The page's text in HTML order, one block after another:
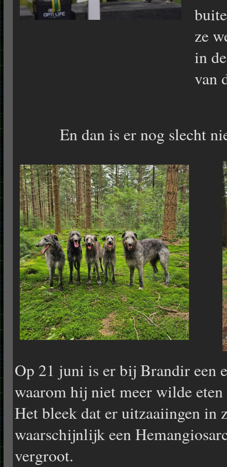
ze
in
van
En dan is er nog slecht
Op 21 juni is er bij Brandir een
waarom hij niet meer wilde
Het bleek dat er uitzaaiingen in
waarschijnlijk een
vergroot.